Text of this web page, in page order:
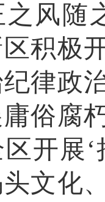
风随
积极
律政
俗腐
开展
文化